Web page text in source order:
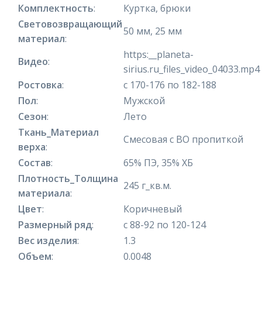
Комплектность:
Куртка, брюки
Световозвращающий
материал:
50 мм, 25 мм
Видео:
https:__planeta-
sirius.ru_files_video_04033.mp4
Ростовка:
с 170-176 по 182-188
Пол:
Мужской
Сезон:
Лето
Ткань_Материал
верха:
Смесовая с ВО пропиткой
Состав:
65% ПЭ, 35% ХБ
Плотность_Толщина
материала:
245 г_кв.м.
Цвет:
Коричневый
Размерный ряд:
с 88-92 по 120-124
Вес изделия:
1.3
Объем: 0.0048